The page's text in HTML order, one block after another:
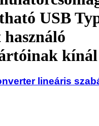
USB
kínál
lineáris